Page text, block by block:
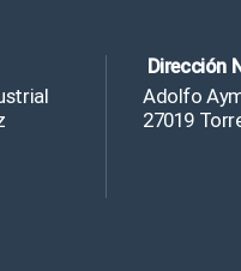
Dirección
Adolfo
27019